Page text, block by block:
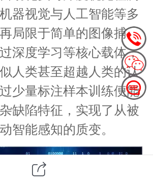
器视觉与人工智能等多
局限于简单的图像捕
深度学习等核心载体，
人类甚至超越人类的认
少量标注样本训练便能
缺陷特征，实现了从被
智能感知的质变。